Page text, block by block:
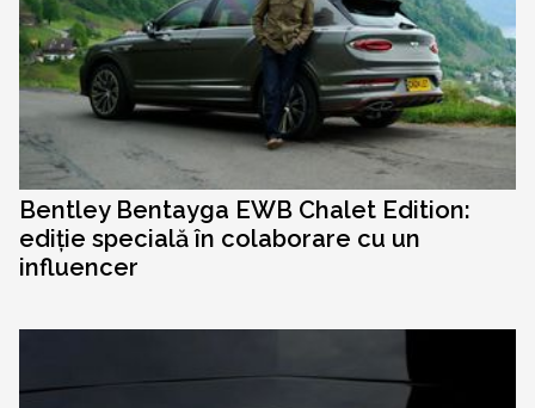
Bentley Bentayga EWB Chalet Edition:
ediție specială în colaborare cu un
influencer